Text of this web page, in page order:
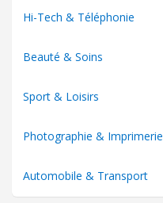
Hi-Tech & Téléphonie
Beauté & Soins
Sport & Loisirs
Photographie & Imprimerie
Automobile & Transport